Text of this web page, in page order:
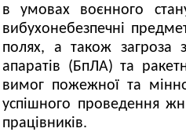
в умовах воєнного
вибухонебезпечні
полях, а також загроза
апаратів (БпЛА) та
вимог пожежної та
успішного проведення
працівників.